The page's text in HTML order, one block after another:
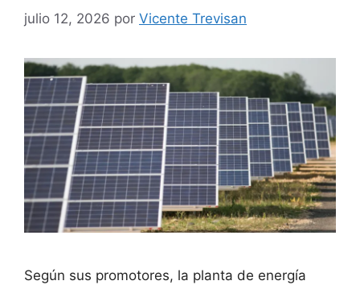
julio 12, 2026 por Vicente Trevisan
Según sus promotores, la planta de energía